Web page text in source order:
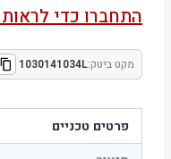
התחברו כדי
מקט ביטק:1030141034L
פרטים טכניים